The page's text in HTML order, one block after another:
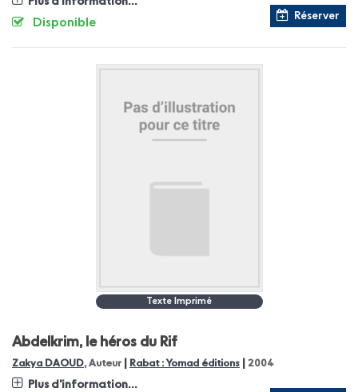
Réserver
Disponible
Texte Imprimé
Abdelkrim, le héros du Rif
Zakya DAOUD, Auteur Rabat : Yomad éditions 2004
Plus d'information...